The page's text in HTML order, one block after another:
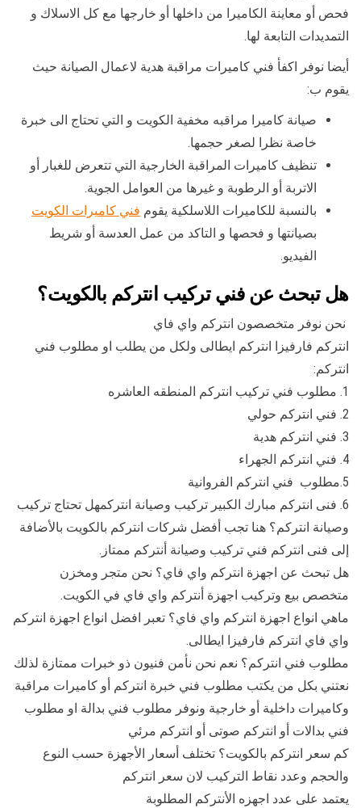
فحص أو معاينة الكاميرا من داخلها أو خارجها مع كل الاسلاك و
التمديدات التابعة لها.
أيضا نوفر اكفأ فني كاميرات مراقبة هدية لاعمال الصيانة حيث
يقوم ب:
صيانة كاميرا مراقبه مخفية الكويت و التي تحتاج الى خبرة
خاصة نظرا لصغر حجمها.
تنظيف كاميرات المراقبة الخارجية التي تتعرض للغبار أو
الاتربة أو الرطوبة و غيرها من العوامل الجوية.
بالنسبة للكاميرات اللاسلكية يقوم فني كاميرات الكويت
بصيانتها و فحصها و التاكد من عمل العدسة أو شريط
الفيديو.
هل تبحث عن فني تركيب انتركم بالكويت؟
نحن نوفر متخصصون انتركم واي فاي
انتركم فارفيزا انتركم ايطالى ولكل من يطلب او مطلوب فني
انتركم:
1. مطلوب فني تركيب انتركم المنطقه العاشره
2. فني انتركم حولي
3. فني انتركم هدية
4. فني انتركم الجهراء
5.مطلوب فني انتركم الفروانية
6. فنى انتركم مبارك الكبير تركيب وصيانة انتركمهل تحتاج تركيب
وصيانة انتركم؟ هنا تجب أفضل شركات انتركم بالكويت بالأضافة
إلى فنى انتركم فني تركيب وصيانة أنتركم ممتاز.
هل تبحث عن اجهزة انتركم واي فاي؟ نحن متجر ومخزن
متخصص بيع وتركيب اجهزة أنتركم واي فاي في الكويت.
ماهي انواع اجهزة انتركم واي فاي؟ تعبر افضل انواع اجهزة انتركم
واي فاي انتركم فارفيزا ايطالى.
مطلوب فني انتركم؟ نعم نحن نأمن فنيون ذو خبرات ممتازة لذلك
نعتني بكل من يكتب مطلوب فني خبرة انتركم أو كاميرات مراقبة
وكاميرات داخلية أو خارجية ونوفر مطلوب فني بدالة او مطلوب
فني بدالات أو انتركم صوتى أو انتركم مرئي
كم سعر انتركم بالكويت؟ تختلف أسعار الأجهزة حسب النوع
والحجم وعدد نقاط التركيب لان سعر انتركم
يعتمد على عدد اجهزه الأنتركم المطلوبة